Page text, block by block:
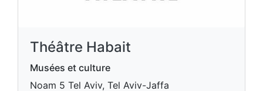
Théâtre Habait
Musées et culture
Noam 5 Tel Aviv, Tel Aviv-Jaffa